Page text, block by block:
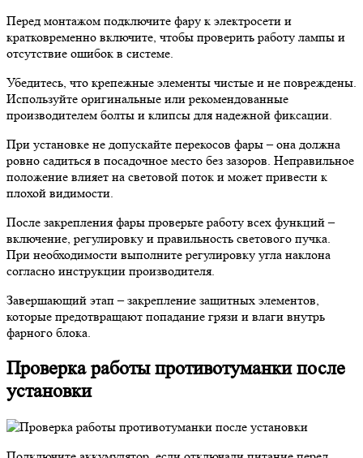
Перед монтажом подключите фару к электросети и
кратковременно включите, чтобы проверить работу лампы и
отсутствие ошибок в системе.
Убедитесь, что крепежные элементы чистые и не повреждены.
Используйте оригинальные или рекомендованные
производителем болты и клипсы для надежной фиксации.
При установке не допускайте перекосов фары – она должна
ровно садиться в посадочное место без зазоров. Неправильное
положение влияет на световой поток и может привести к
плохой видимости.
После закрепления фары проверьте работу всех функций –
включение, регулировку и правильность светового пучка.
При необходимости выполните регулировку угла наклона
согласно инструкции производителя.
Завершающий этап – закрепление защитных элементов,
которые предотвращают попадание грязи и влаги внутрь
фарного блока.
Проверка работы противотуманки после
установки